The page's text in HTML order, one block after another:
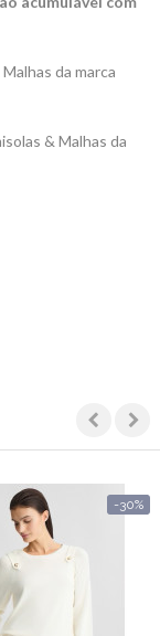
da marca
& Malhas da
-30%